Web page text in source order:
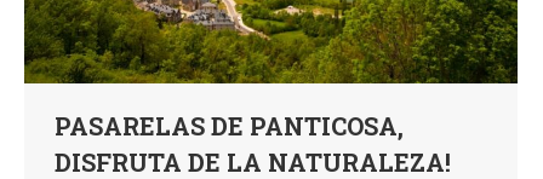
PASARELAS DE PANTICOSA,
DISFRUTA DE LA NATURALEZA!